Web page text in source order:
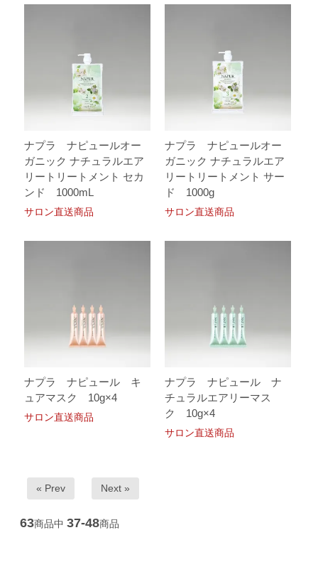
ナプラ ナピュールオー
ガニック ナチュラルエア
リートリートメント セカ
ンド 1000mL
サロン直送商品
ナプラ ナピュールオー
ガニック ナチュラルエア
リートリートメント サー
ド 1000g
サロン直送商品
ナプラ ナピュール キ
ュアマスク 10g×4
サロン直送商品
ナプラ ナピュール ナ
チュラルエアリーマス
ク 10g×4
サロン直送商品
« Prev Next »
63商品中 37-48商品